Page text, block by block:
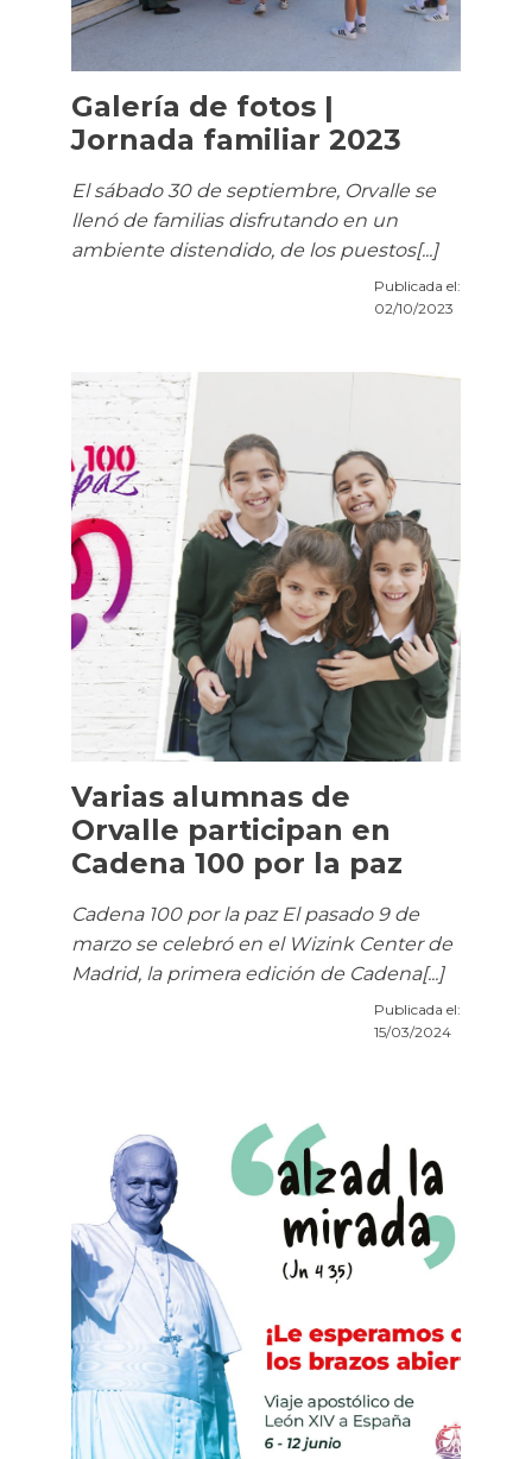
Galería de fotos |
Jornada familiar 2023
El sábado 30 de septiembre, Orvalle se
llenó de familias disfrutando en un
ambiente distendido, de los puestos[...]
Publicada el:
02/10/2023
Varias alumnas de
Orvalle participan en
Cadena 100 por la paz
Cadena 100 por la paz El pasado 9 de
marzo se celebró en el Wizink Center de
Madrid, la primera edición de Cadena[...]
Publicada el:
15/03/2024